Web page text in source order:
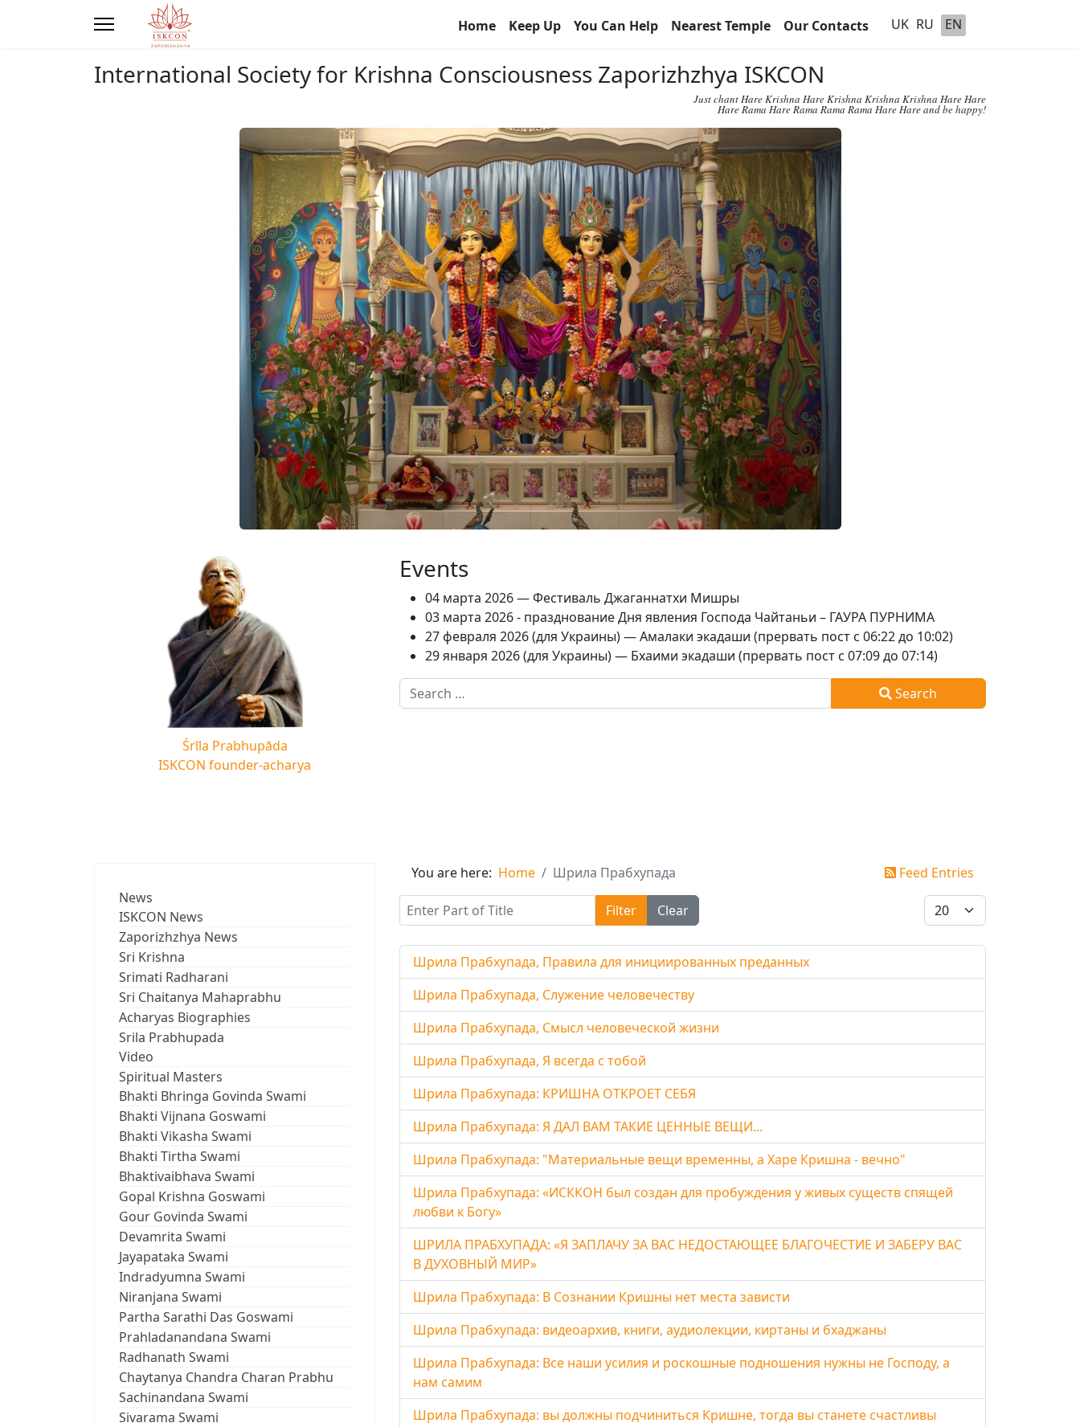
Home Keep Up You Can Help Nearest Temple Our Contacts UK RU EN
International Society for Krishna Consciousness Zaporizhzhya ISKCON
Just chant Hare Krishna Hare Krishna Krishna Krishna Hare Hare
Hare Rama Hare Rama Rama Rama Hare Hare and be happy!
Śrīla Prabhupāda
ISKCON founder-acharya
Events
04 марта 2026 — Фестиваль Джаганнатхи Мишры
03 марта 2026 - празднование Дня явления Господа Чайтаньи – ГАУРА ПУРНИМА
27 февраля 2026 (для Украины) — Амалаки экадаши (прервать пост с 06:22 до 10:02)
29 января 2026 (для Украины) — Бхаими экадаши (прервать пост с 07:09 до 07:14)
Search
Search
News
ISKCON News
Zaporizhzhya News
Sri Krishna
Srimati Radharani
Sri Chaitanya Mahaprabhu
Acharyas Biographies
Srila Prabhupada
Video
Spiritual Masters
Bhakti Bhringa Govinda Swami
Bhakti Vijnana Goswami
Bhakti Vikasha Swami
Bhakti Tirtha Swami
Bhaktivaibhava Swami
Gopal Krishna Goswami
Gour Govinda Swami
Devamrita Swami
Jayapataka Swami
Indradyumna Swami
Niranjana Swami
Partha Sarathi Das Goswami
Prahladanandana Swami
Radhanath Swami
Chaytanya Chandra Charan Prabhu
Sachinandana Swami
Sivarama Swami
You are here: Home Шрила Прабхупада
Feed Entries
Enter Part of Title
Filter Clear Display #
Шрила Прабхупада, Правила для инициированных преданных
Шрила Прабхупада, Служение человечеству
Шрила Прабхупада, Смысл человеческой жизни
Шрила Прабхупада, Я всегда с тобой
Шрила Прабхупада: КРИШНА ОТКРОЕТ СЕБЯ
Шрила Прабхупада: Я ДАЛ ВАМ ТАКИЕ ЦЕННЫЕ ВЕЩИ...
Шрила Прабхупада: "Материальные вещи временны, а Харе Кришна - вечно"
Шрила Прабхупада: «ИСККОН был создан для пробуждения у живых существ спящей
любви к Богу»
ШРИЛА ПРАБХУПАДА: «Я ЗАПЛАЧУ ЗА ВАС НЕДОСТАЮЩЕЕ БЛАГОЧЕСТИЕ И ЗАБЕРУ ВАС
В ДУХОВНЫЙ МИР»
Шрила Прабхупада: В Сознании Кришны нет места зависти
Шрила Прабхупада: видеоархив, книги, аудиолекции, киртаны и бхаджаны
Шрила Прабхупада: Все наши усилия и роскошные подношения нужны не Господу, а
нам самим
Шрила Прабхупада: вы должны подчиниться Кришне, тогда вы станете счастливы